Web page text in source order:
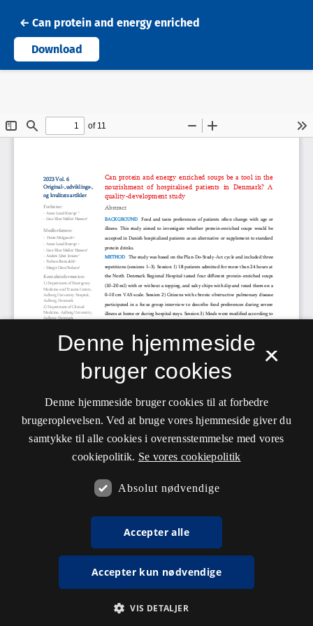
←Tilbage til artikeldetaljer
Can protein and energy enriched
soups be a tool in the
nourishment of hospitalised
patients in Denmark? A quality-
Download
×
Denne hjemmeside
bruger cookies
Denne hjemmeside bruger cookies til at forbedre
brugeroplevelsen. Ved at bruge vores hjemmeside giver du
samtykke til alle cookies i overensstemmelse med vores
cookiepolitik. Se vores cookiepolitik
Absolut nødvendige
Accepter alle
Accepter kun nødvendige
VIS DETALJER